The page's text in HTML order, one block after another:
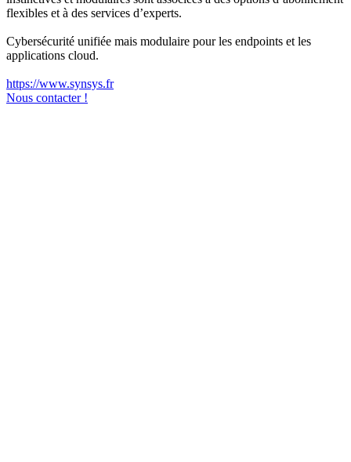
flexibles et à des services d’experts.
Cybersécurité unifiée mais modulaire pour les endpoints et les
applications cloud.
https://www.synsys.fr
Nous contacter !